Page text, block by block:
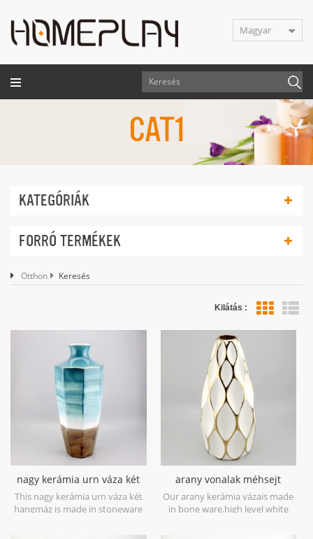
Magyar
CAT1
KATEGÓRIÁK
FORRÓ TERMÉKEK
Otthon Keresés
Kilátás :
nagy kerámia urn váza két
hangmáz
This nagy kerámia urn váza két
hangmáz is made in stoneware
arany vonalak méhsejt
kerámia fehér váza
Our arany kerámia vázais made
in bone ware,high level white